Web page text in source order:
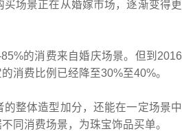
场景正在从婚嫁市场，逐渐变得更
的消费来自婚庆场景。但到2016
消费比例已经降至30%至40%。
整体造型加分，还能在一定场景中
同消费场景，为珠宝饰品买单。